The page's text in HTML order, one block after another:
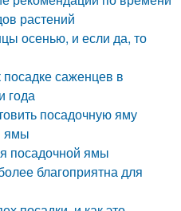
растений
осенью, и если да, то
посадке саженцев в
года
посадочную яму
ямы
посадочной ямы
благоприятна для